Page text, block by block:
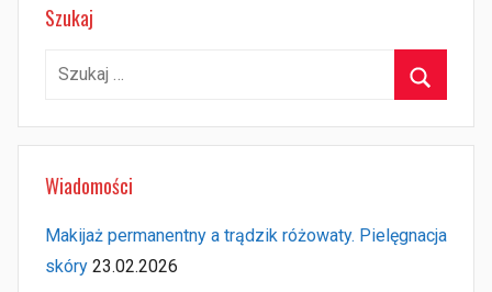
Szukaj
Szukaj:
Wiadomości
Makijaż permanentny a trądzik różowaty. Pielęgnacja
skóry 23.02.2026